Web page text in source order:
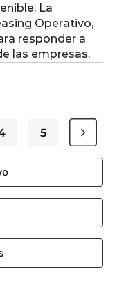
La
Operativo,
responder a
las empresas.
5